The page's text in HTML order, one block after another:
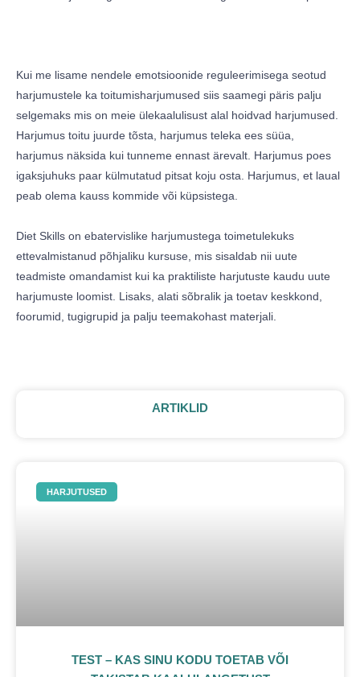
Kui me lisame nendele emotsioonide reguleerimisega seotud
harjumustele ka toitumisharjumused siis saamegi päris palju
selgemaks mis on meie ülekaalulisust alal hoidvad harjumused.
Harjumus toitu juurde tõsta, harjumus teleka ees süüa,
harjumus näksida kui tunneme ennast ärevalt. Harjumus poes
igaksjuhuks paar külmutatud pitsat koju osta. Harjumus, et laual
peab olema kauss kommide või küpsistega.
Diet Skills on ebatervislike harjumustega toimetulekuks
ettevalmistanud põhjaliku kursuse, mis sisaldab nii uute
teadmiste omandamist kui ka praktiliste harjutuste kaudu uute
harjumuste loomist. Lisaks, alati sõbralik ja toetav keskkond,
foorumid, tugigrupid ja palju teemakohast materjali.
ARTIKLID
HARJUTUSED
TEST – KAS SINU KODU TOETAB VÕI